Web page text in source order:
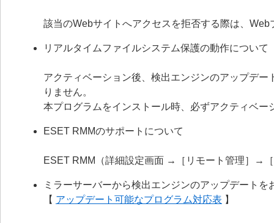
該当のWebサイトへアクセスを拒否する際は、
リアルタイムファイルシステム保護の動作について
アクティベーション後、検出エンジンのアップデ
りません。
本プログラムをインストール時、必ずアクティベ
ESET RMMのサポートについて
ESET RMM（詳細設定画面 →［リモート管理］→
ミラーサーバーから検出エンジンのアップデート
【 アップデート可能なプログラム対応表 】